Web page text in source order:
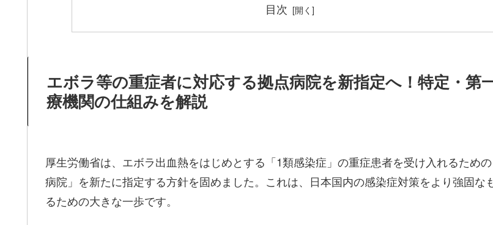
目次
エボラ等の重症者に対応する拠点病院を新指定へ！特定・第
療機関の仕組みを解説
厚生労働省は、エボラ出血熱をはじめとする「1類感染症」の重症患者を受け入れるため
病院」を新たに指定する方針を固めました。これは、日本国内の感染症対策をより強固な
るための大きな一歩です。